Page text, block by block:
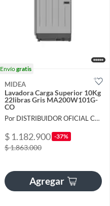
Envíogratis
MIDEA
Lavadora Carga Superior 10Kg
22libras Gris MA200W101G-
CO
Por DISTRIBUIDOR OFICIAL COLOMBIA
$ 1.182.900 -37%
$ 1.863.000
Agregar